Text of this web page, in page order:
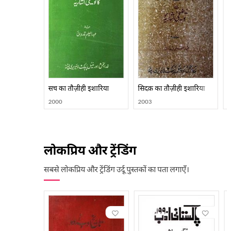
सच का तौज़ीही इशारिया
2000
सिदक़ का तौज़ीही इशारिया
2003
लोकप्रिय और ट्रेंडिंग
सबसे लोकप्रिय और ट्रेंडिंग उर्दू पुस्तकों का पता लगाएँ।